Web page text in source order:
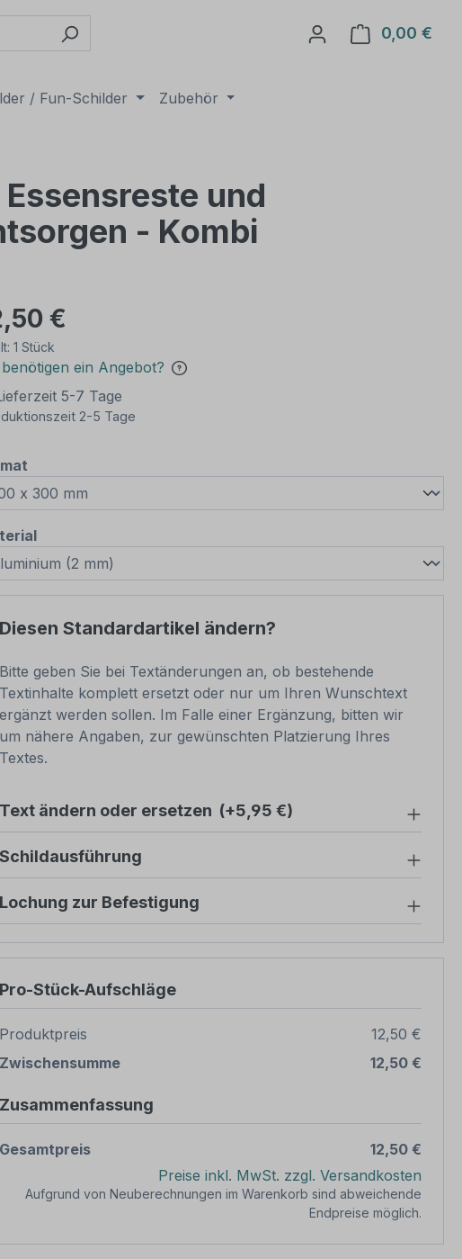
0,00 €
/ Fun-Schilder Zubehör
und
- Kombi
€
1 Stück
benötigen ein Angebot?
5-7 Tage
2-5 Tage
auswählen
Diesen Standardartikel ändern?
Bitte geben Sie bei Textänderungen an, ob bestehende
Textinhalte komplett ersetzt oder nur um Ihren Wunschtext
ergänzt werden sollen. Im Falle einer Ergänzung, bitten wir
um nähere Angaben, zur gewünschten Platzierung Ihres
Textes.
Text ändern oder ersetzen (+5,95 €)
Schildausführung
Lochung zur Befestigung
Pro-Stück-Aufschläge
Produktpreis
12,50 €
Zwischensumme
12,50 €
Zusammenfassung
Gesamtpreis
12,50 €
Preise inkl. MwSt. zzgl. Versandkosten
Aufgrund von Neuberechnungen im Warenkorb sind abweichende
Endpreise möglich.